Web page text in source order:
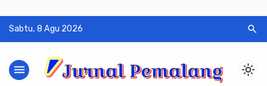
Sabtu, 8 Agu 2026 search
menu light_mode